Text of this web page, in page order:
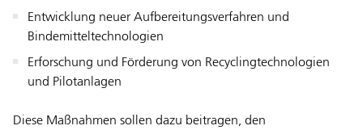
Entwicklung neuer Aufbereitungsverfahren und
Bindemitteltechnologien
Erforschung und Förderung von Recyclingtechnologien
und Pilotanlagen
Diese Maßnahmen sollen dazu beitragen, den